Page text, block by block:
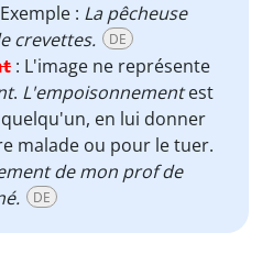
: La pêcheuse
crevettes.
DE
: L'image ne représente
. L'empoisonnementest
en lui donner
malade ou pour le tuer.
de mon prof de
DE